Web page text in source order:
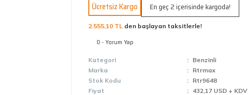
Ücretsiz Kargo En geç 2 içerisinde kargoda!
2.555,10 TL den başlayan taksitlerle!
0 - Yorum Yap
Kategori
Benzinli
Marka
Rtrmax
Stok Kodu
Rtr9648
Fiyat
432,17 USD + KDV